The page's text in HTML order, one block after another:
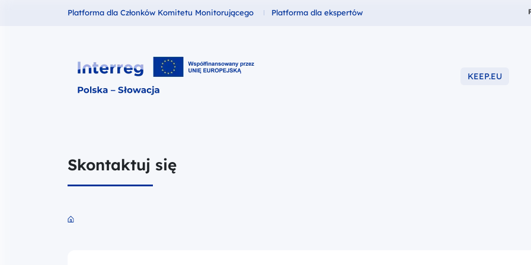
Fundusze dla
Platforma dla Członków Komitetu Monitorującego Fundusze dla
Platforma dla ekspertów
Interreg Polska – Słowacja 2021-2027 KEEP.EU
Skontaktuj się
Przejdź do strony głównej portalu